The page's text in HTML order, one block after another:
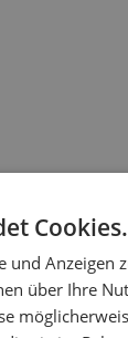
Cookies.
und Anzeigen
über Ihre